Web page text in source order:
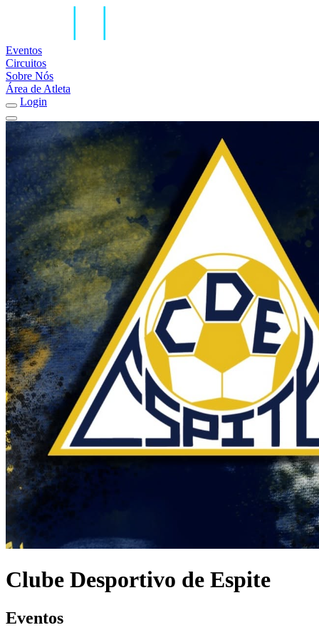
Eventos
Circuitos
Sobre Nós
Área de Atleta
Login
Clube Desportivo de Espite
Eventos